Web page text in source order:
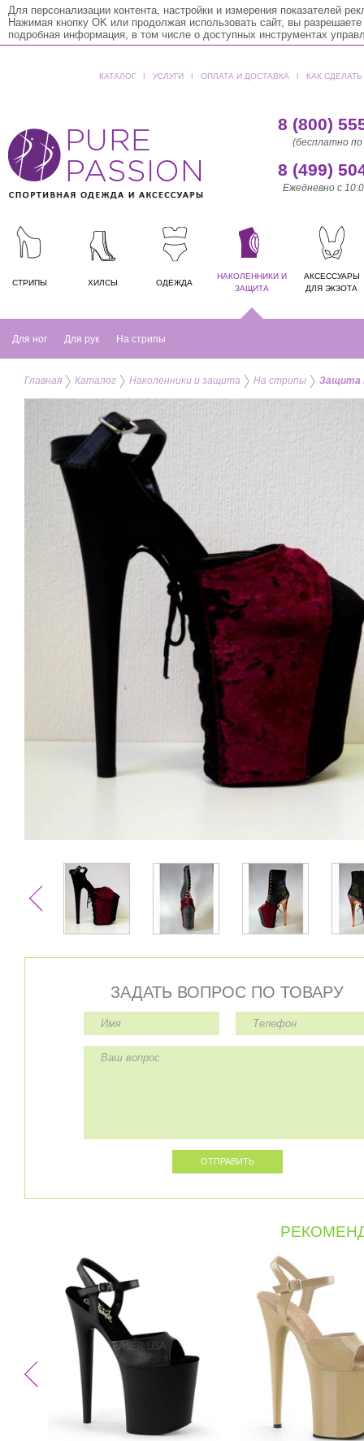
Для персонализации контента, настройки и измерения показателей
Нажимая кнопку OK или продолжая использовать сайт, вы
подробная информация, в том числе о доступных инструментах
КАТАЛОГ ǀ УСЛУГИ ǀ ОПЛАТА И ДОСТАВКА ǀ КАК СДЕЛАТЬ
8 (800)
(бесплатно по
8 (499)
Ежедневно с
СТРИПЫ ХИЛСЫ ОДЕЖДА
НАКОЛЕННИКИ И
ЗАЩИТА
АКСЕССУАРЫ
ДЛЯ ЭКЗОТА
Для ног Для рук На стрипы
Главная Каталог Наколенники и защита На стрипы Защита
ЗАДАТЬ ВОПРОС ПО ТОВАРУ